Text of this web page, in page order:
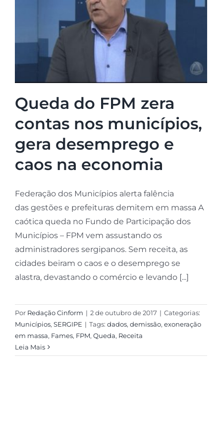
Queda do FPM zera
contas nos municípios,
gera desemprego e
caos na economia
Federação dos Municípios alerta falência
das gestões e prefeituras demitem em massa A
caótica queda no Fundo de Participação dos
Municípios – FPM vem assustando os
administradores sergipanos. Sem receita, as
cidades beiram o caos e o desemprego se
alastra, devastando o comércio e levando [...]
Por Redação Cinform | 2 de outubro de 2017 | Categorias:
Municípios, SERGIPE | Tags: dados, demissão, exoneração
em massa, Fames, FPM, Queda, Receita
Leia Mais